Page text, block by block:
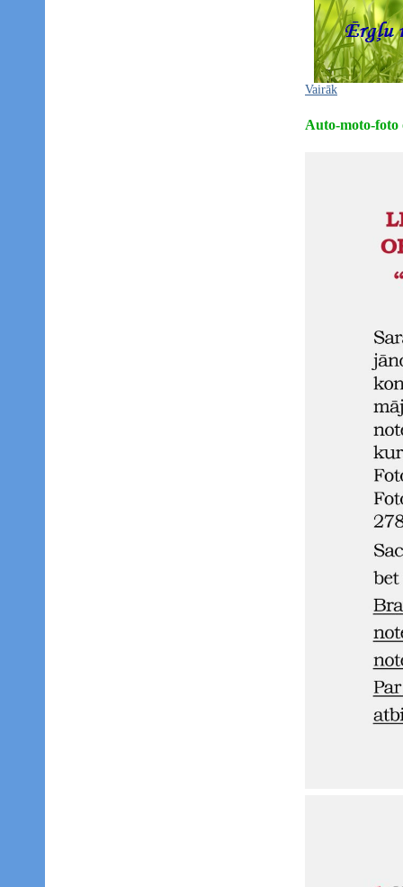
Vairāk
Auto-moto-